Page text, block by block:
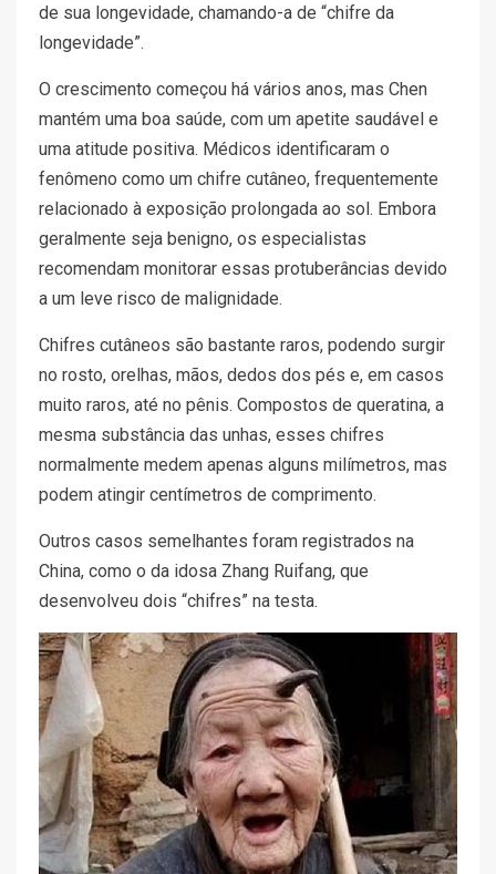
de sua longevidade, chamando-a de “chifre da
longevidade”.
O crescimento começou há vários anos, mas Chen
mantém uma boa saúde, com um apetite saudável e
uma atitude positiva. Médicos identificaram o
fenômeno como um chifre cutâneo, frequentemente
relacionado à exposição prolongada ao sol. Embora
geralmente seja benigno, os especialistas
recomendam monitorar essas protuberâncias devido
a um leve risco de malignidade.
Chifres cutâneos são bastante raros, podendo surgir
no rosto, orelhas, mãos, dedos dos pés e, em casos
muito raros, até no pênis. Compostos de queratina, a
mesma substância das unhas, esses chifres
normalmente medem apenas alguns milímetros, mas
podem atingir centímetros de comprimento.
Outros casos semelhantes foram registrados na
China, como o da idosa Zhang Ruifang, que
desenvolveu dois “chifres” na testa.